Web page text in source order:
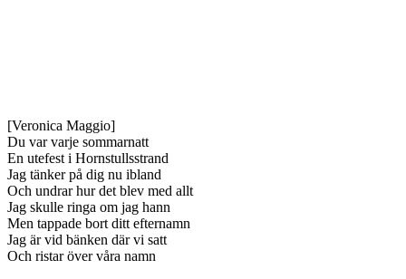
[Veronica Maggio]
Du var varje sommarnatt
En utefest i Hornstullsstrand
Jag tänker på dig nu ibland
Och undrar hur det blev med allt
Jag skulle ringa om jag hann
Men tappade bort ditt efternamn
Jag är vid bänken där vi satt
Och ristar över våra namn